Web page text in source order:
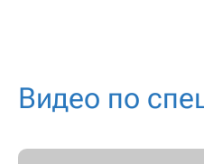
Видео по